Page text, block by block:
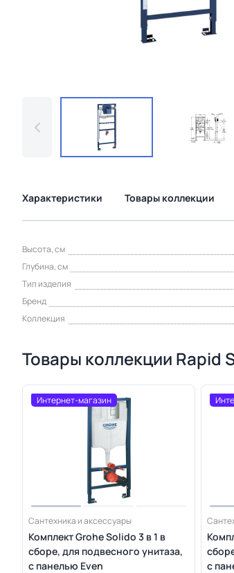
Характеристики Товары коллекции
Высота, см
Глубина, см
Тип изделия
Бренд
Коллекция
Товары коллекции Rapid
Интернет-магазин
Сантехника и аксессуары
Комплект Grohe Solido 3 в 1 в
сборе, для подвесного унитаза,
с панелью Even
с